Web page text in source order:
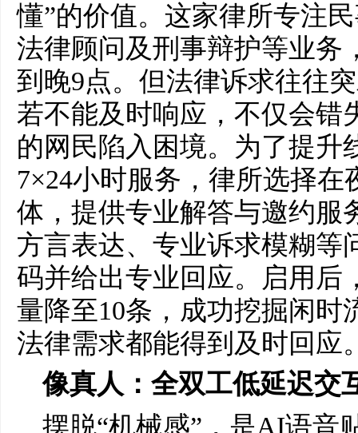
懂”的价值。这家律所专注
法律顾问及刑事辩护等业务
到晚9点。但法律诉求往往
若不能及时响应，不仅会错
的网民陷入困境。为了提升
7×24小时服务，律所选择
体，提供专业解答与邀约服
方言表达、专业诉求模糊等
码并给出专业回应。启用后
量降至10条，成功挖掘闲时
法律需求都能得到及时回应
像真人：全双工低延迟交
摆脱“机械感”，是AI语音